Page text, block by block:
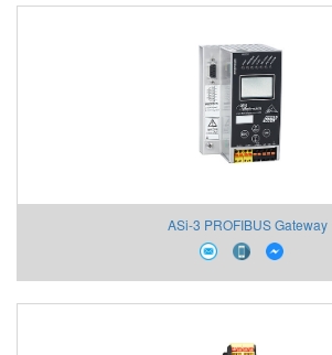
ASi-3 PROFIBUS Gateway